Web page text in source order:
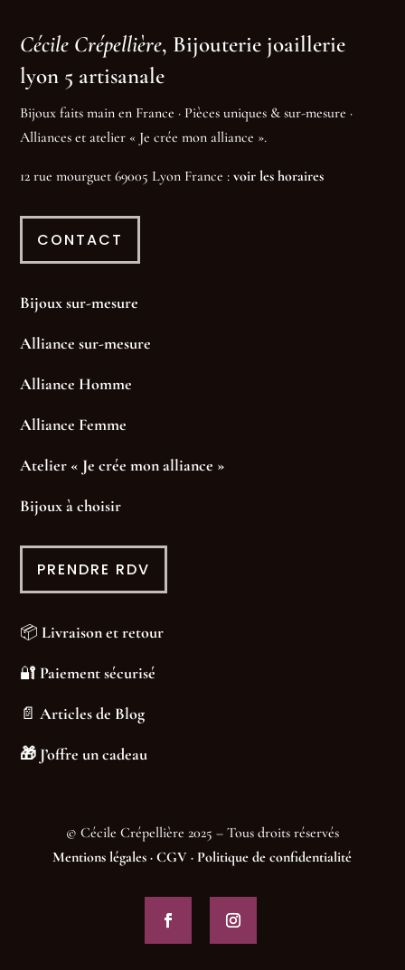
Cécile Crépellière, Bijouterie joaillerie
lyon 5 artisanale
Bijoux faits main en France · Pièces uniques & sur-mesure ·
Alliances et atelier « Je crée mon alliance ».
12 rue mourguet 69005 Lyon France :voir les horaires
CONTACT
Bijoux sur-mesure
Alliance sur-mesure
Alliance Homme
Alliance Femme
Atelier « Je crée mon alliance »
Bijoux à choisir
PRENDRE RDV
📦Livraison et retour
🔐 Paiement sécurisé
📄Articles de Blog
🎁 J’offre un cadeau
© Cécile Crépellière 2025 – Tous droits réservés
Mentions légales ·CGV · Politique de confidentialité